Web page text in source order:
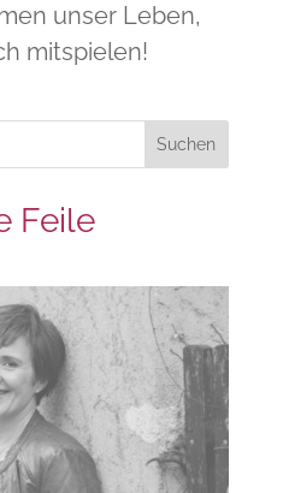
unser Leben,
mitspielen!
Feile